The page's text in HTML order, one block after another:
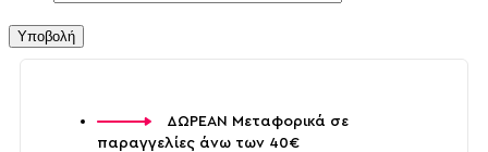
ΔΩΡΕΑΝ Μεταφορικά σε
παραγγελίες άνω των 40€